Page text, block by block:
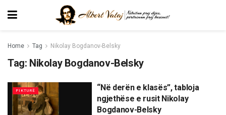
Home Tag Nikolay Bogdanov-Belsky
Tag: Nikolay Bogdanov-Belsky
PIKTURË
“Në derën e klasës”, tabloja
ngjethëse e rusit Nikolay
Bogdanov-Belsky